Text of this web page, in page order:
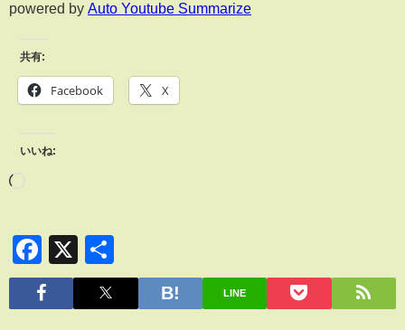
powered by Auto Youtube Summarize
共有:
Facebook X
いいね:
Facebook
X
有
LINE